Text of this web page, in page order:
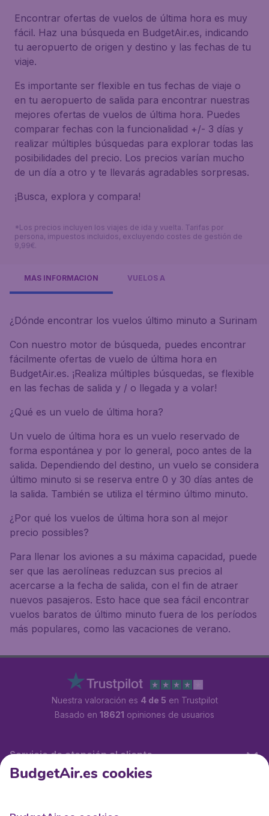
Encontrar ofertas de vuelos de última hora es muy
fácil. Haz una búsqueda en BudgetAir.es, indicando
tu aeropuerto de origen y destino y las fechas de tu
viaje.
Es importante ser flexible en tus fechas de viaje o
en tu aeropuerto de salida para encontrar nuestras
mejores ofertas de vuelos de última hora. Puedes
comparar fechas con la funcionalidad +/- 3 días y
realizar múltiples búsquedas para explorar todas las
posibilidades del precio. Los precios varían mucho
de un día a otro y te llevarás agradables sorpresas.
¡Busca, explora y compara!
*Los precios incluyen los viajes de ida y vuelta. Tarifas por
persona, impuestos incluidos, excluyendo costes de gestión de
9,99€.
MÁS INFORMACIÓN VUELOS A
¿Dónde encontrar los vuelos último minuto a Surinam
Con nuestro motor de búsqueda, puedes encontrar
fácilmente ofertas de vuelo de última hora en
BudgetAir.es. ¡Realiza múltiples búsquedas, se flexible
en las fechas de salida y / o llegada y a volar!
¿Qué es un vuelo de última hora?
Un vuelo de última hora es un vuelo reservado de
forma espontánea y por lo general, poco antes de la
salida. Dependiendo del destino, un vuelo se considera
último minuto si se reserva entre 0 y 30 días antes de
la salida. También se utiliza el término último minuto.
¿Por qué los vuelos de última hora son al mejor
precio possibles?
Para llenar los aviones a su máxima capacidad, puede
ser que las aerolíneas reduzcan sus precios al
acercarse a la fecha de salida, con el fin de atraer
nuevos pasajeros. Esto hace que sea fácil encontrar
vuelos baratos de último minuto fuera de los períodos
más populares, como las vacaciones de verano.
Nuestra valoración es 4 de 5 en Trustpilot
Basado en 18621 opiniones de usuarios
Servicio de atención al cliente
BudgetAir.es cookies